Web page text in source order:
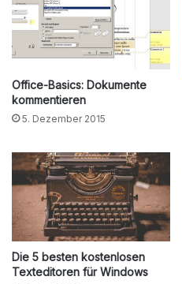
Office-Basics: Dokumente
kommentieren
5. Dezember 2015
Die 5 besten kostenlosen
Texteditoren für Windows